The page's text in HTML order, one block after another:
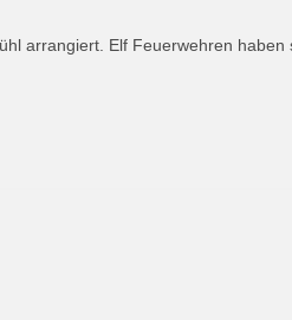
arrangiert. Elf Feuerwehren haben